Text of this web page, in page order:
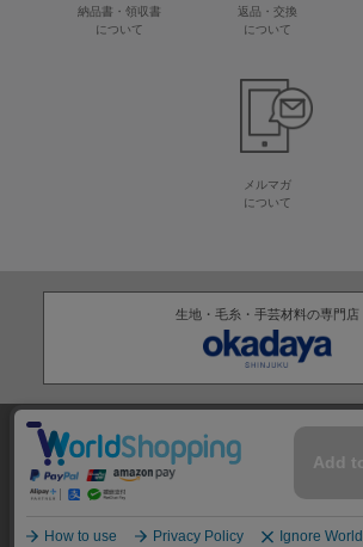
納品書・領収書
について
返品・交換
について
メルマガ
について
生地・毛糸・手芸材料の専門店
株式会社オカダヤ
特定商取引法に基づく表記 プライバシーポリシー